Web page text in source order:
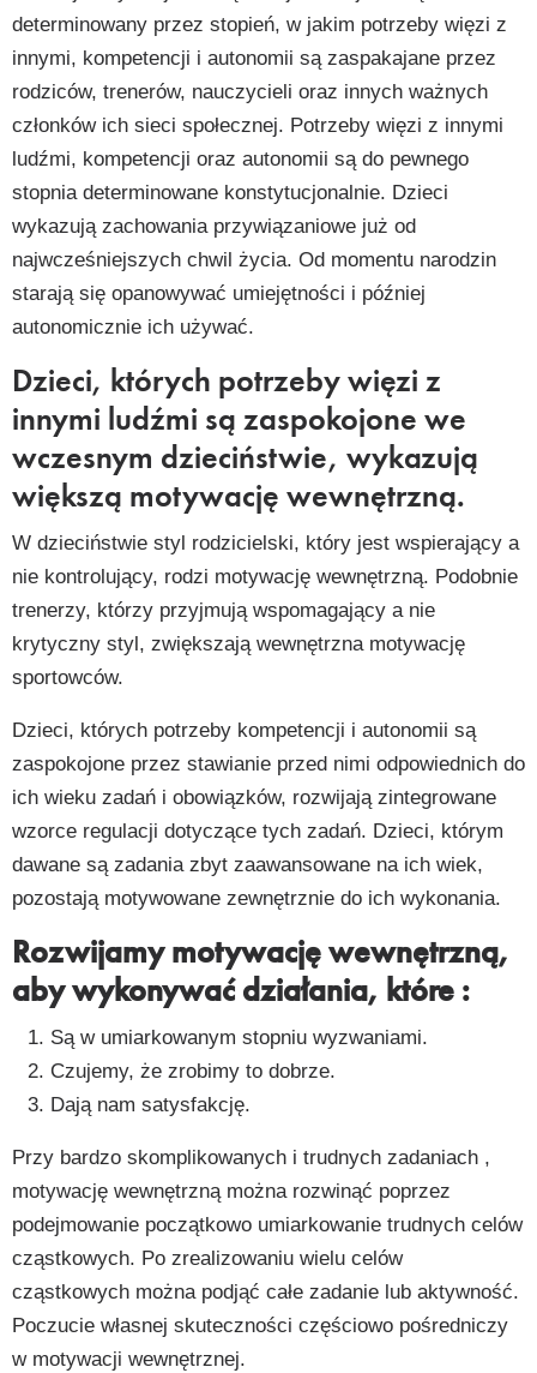
determinowany przez stopień, w jakim potrzeby więzi z
innymi, kompetencji i autonomii są zaspakajane przez
rodziców, trenerów, nauczycieli oraz innych ważnych
członków ich sieci społecznej. Potrzeby więzi z innymi
ludźmi, kompetencji oraz autonomii są do pewnego
stopnia determinowane konstytucjonalnie. Dzieci
wykazują zachowania przywiązaniowe już od
najwcześniejszych chwil życia. Od momentu narodzin
starają się opanowywać umiejętności i później
autonomicznie ich używać.
Dzieci, których potrzeby więzi z
innymi ludźmi są zaspokojone we
wczesnym dzieciństwie, wykazują
większą motywację wewnętrzną.
W dzieciństwie styl rodzicielski, który jest wspierający a
nie kontrolujący, rodzi motywację wewnętrzną. Podobnie
trenerzy, którzy przyjmują wspomagający a nie
krytyczny styl, zwiększają wewnętrzna motywację
sportowców.
Dzieci, których potrzeby kompetencji i autonomii są
zaspokojone przez stawianie przed nimi odpowiednich do
ich wieku zadań i obowiązków, rozwijają zintegrowane
wzorce regulacji dotyczące tych zadań. Dzieci, którym
dawane są zadania zbyt zaawansowane na ich wiek,
pozostają motywowane zewnętrznie do ich wykonania.
Rozwijamy motywację wewnętrzną,
aby wykonywać działania, które :
Są w umiarkowanym stopniu wyzwaniami.
Czujemy, że zrobimy to dobrze.
Dają nam satysfakcję.
Przy bardzo skomplikowanych i trudnych zadaniach ,
motywację wewnętrzną można rozwinąć poprzez
podejmowanie początkowo umiarkowanie trudnych celów
cząstkowych. Po zrealizowaniu wielu celów
cząstkowych można podjąć całe zadanie lub aktywność.
Poczucie własnej skuteczności częściowo pośredniczy
w motywacji wewnętrznej.